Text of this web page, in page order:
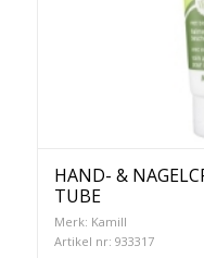
HAND- &
TUBE
Merk: Kamill
Artikel nr: 933317